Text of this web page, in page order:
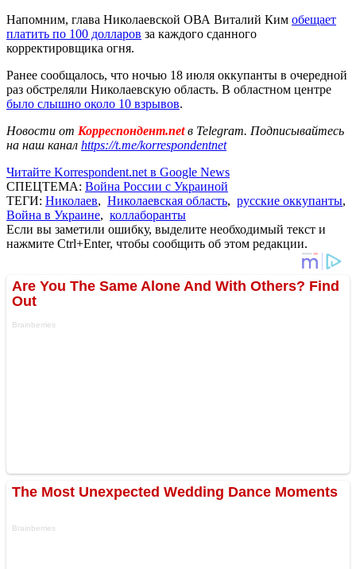
Напомним, глава Николаевской ОВА Виталий Ким обещает
платить по 100 долларов за каждого сданного
корректировщика огня.
Ранее сообщалось, что ночью 18 июля оккупанты в очередной
раз обстреляли Николаевскую область. В областном центре
было слышно около 10 взрывов.
Новости от Корреспондент.netв Telegram. Подписывайтесь
на наш канал https://t.me/korrespondentnet
Читайте Korrespondent.net в Google News
СПЕЦТЕМА: Война России с Украиной
ТЕГИ: Николаев, Николаевская область, русские оккупанты,
Война в Украине, коллаборанты
Если вы заметили ошибку, выделите необходимый текст и
нажмите Ctrl+Enter, чтобы сообщить об этом редакции.